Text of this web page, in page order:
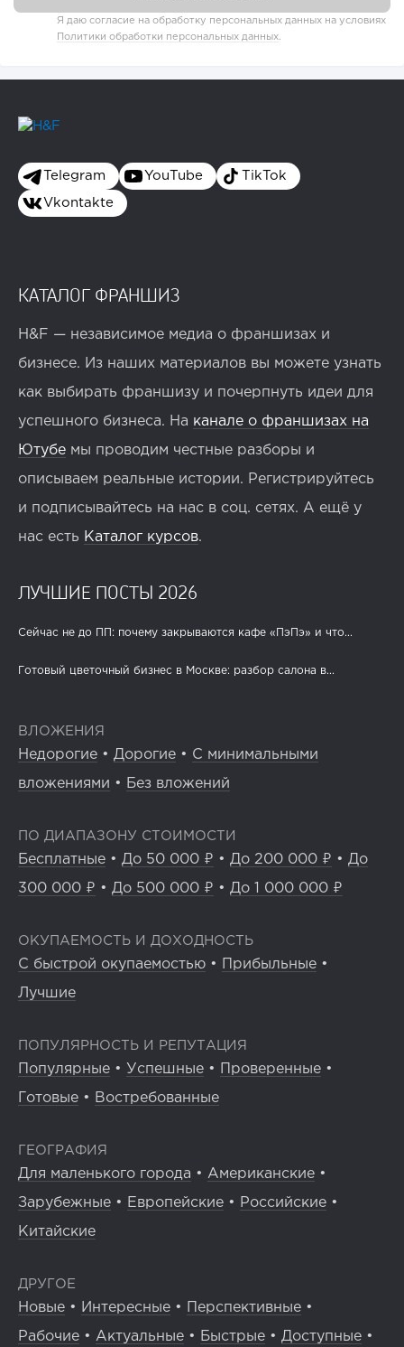
Я даю согласие на обработку персональных данных на условиях
Политики обработки персональных данных.
Telegram YouTube TikTok
Vkontakte
КАТАЛОГ ФРАНШИЗ
H&F — независимое медиа о франшизах и
бизнесе. Из наших материалов вы можете узнать
как выбирать франшизу и почерпнуть идеи для
успешного бизнеса. На канале о франшизах на
Ютубе мы проводим честные разборы и
описываем реальные истории. Регистрируйтесь
и подписывайтесь на нас в соц. сетях. А ещё у
нас есть Каталог курсов.
ЛУЧШИЕ ПОСТЫ 2026
Сейчас не до ПП: почему закрываются кафе «ПэПэ» и что...
Готовый цветочный бизнес в Москве: разбор салона в...
ВЛОЖЕНИЯ
Недорогие • Дорогие • С минимальными
вложениями • Без вложений
ПО ДИАПАЗОНУ СТОИМОСТИ
Бесплатные • До 50 000 ₽ • До 200 000 ₽ • До
300 000 ₽ • До 500 000 ₽ • До 1 000 000 ₽
ОКУПАЕМОСТЬ И ДОХОДНОСТЬ
С быстрой окупаемостью • Прибыльные •
Лучшие
ПОПУЛЯРНОСТЬ И РЕПУТАЦИЯ
Популярные • Успешные • Проверенные •
Готовые • Востребованные
ГЕОГРАФИЯ
Для маленького города • Американские •
Зарубежные • Европейские • Российские •
Китайские
ДРУГОЕ
Новые • Интересные • Перспективные •
Рабочие • Актуальные • Быстрые • Доступные •